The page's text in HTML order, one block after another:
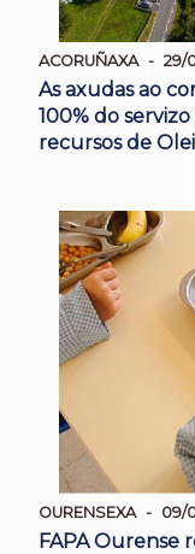
ACORUÑAXA 29/
As axudas ao
100% do
recursos de
OURENSEXA 09/
FAPA Ourense